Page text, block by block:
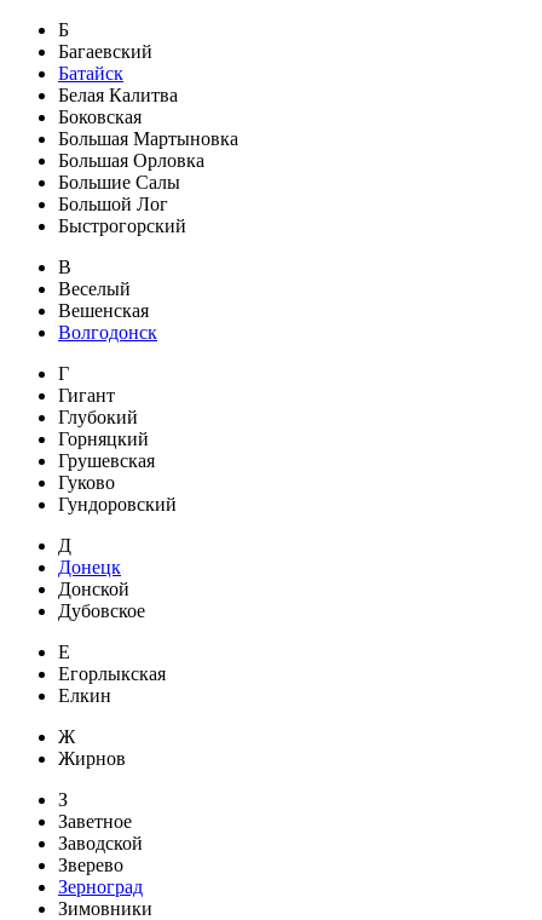
Б
Багаевский
Батайск
Белая Калитва
Боковская
Большая Мартыновка
Большая Орловка
Большие Салы
Большой Лог
Быстрогорский
В
Веселый
Вешенская
Волгодонск
Г
Гигант
Глубокий
Горняцкий
Грушевская
Гуково
Гундоровский
Д
Донецк
Донской
Дубовское
Е
Егорлыкская
Елкин
Ж
Жирнов
З
Заветное
Заводской
Зверево
Зерноград
Зимовники